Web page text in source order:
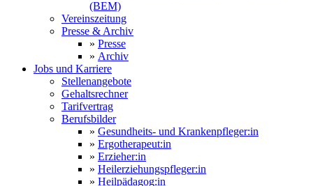
(BEM)
Vereinszeitung
Presse & Archiv
» Presse
» Archiv
Jobs und Karriere
Stellenangebote
Gehaltsrechner
Tarifvertrag
Berufsbilder
» Gesundheits- und Krankenpfleger:in
» Ergotherapeut:in
» Erzieher:in
» Heilerziehungspfleger:in
» Heilpädagog:in